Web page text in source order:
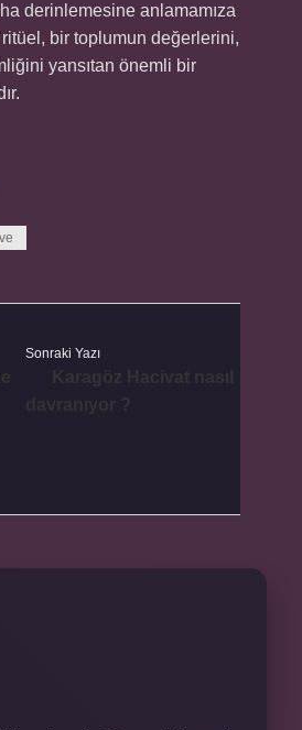
derinlemesine anlamamıza
ritüel, bir toplumun değerlerini,
yansıtan önemli bir
ve
Sonraki Yazı